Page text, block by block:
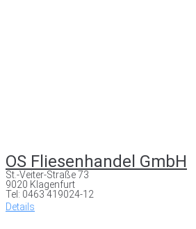
OS Fliesenhandel GmbH
St.-Veiter-Straße 73
9020 Klagenfurt
Tel: 0463 419024-12
Details